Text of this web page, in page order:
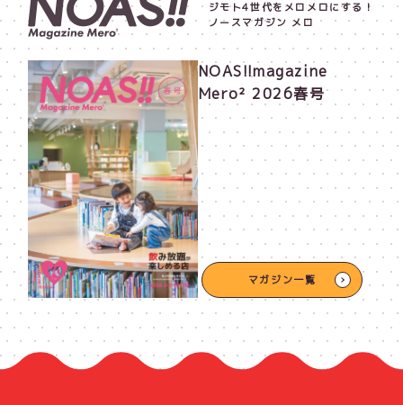
ジモト4世代をメロメロにする！
ノースマガジン メロ
NOAS!!magazine
Mero² 2026春号
マガジン一覧